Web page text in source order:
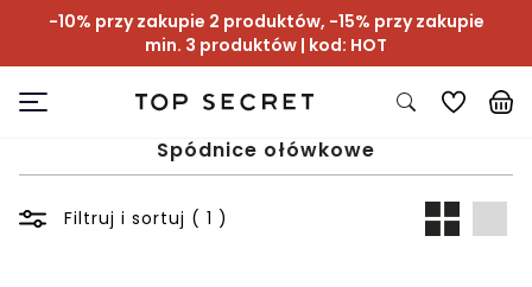
-10% przy zakupie 2 produktów, -15% przy zakupie
min. 3 produktów | kod: HOT
Spódnice ołówkowe
Filtruj i sortuj ( 1 )